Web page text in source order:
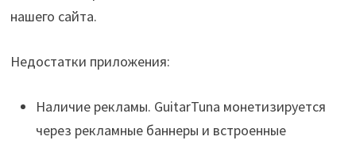
нашего сайта.
Недостатки приложения:
Наличие рекламы. GuitarTuna монетизируется
через рекламные баннеры и встроенные